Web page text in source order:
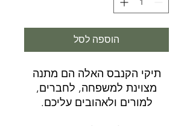
הוספה לסל
תיקי הקנבס האלה הם מתנה
מצוינת למשפחה, לחברים,
למורים ולאהובים עליכם.